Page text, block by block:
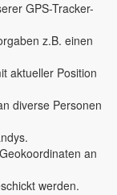
GPS-Tracker-
z.B. einen
aktueller Position
diverse Personen
an
werden.